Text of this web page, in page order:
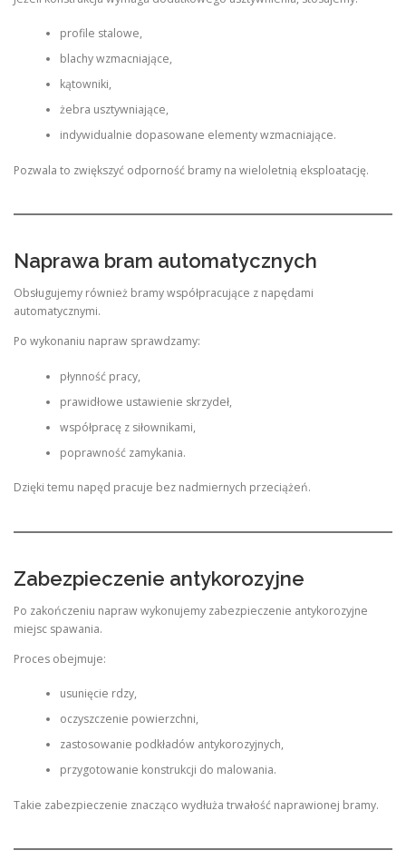
profile stalowe,
blachy wzmacniające,
kątowniki,
żebra usztywniające,
indywidualnie dopasowane elementy wzmacniające.
Pozwala to zwiększyć odporność bramy na wieloletnią eksploatację.
Naprawa bram automatycznych
Obsługujemy również bramy współpracujące z napędami
automatycznymi.
Po wykonaniu napraw sprawdzamy:
płynność pracy,
prawidłowe ustawienie skrzydeł,
współpracę z siłownikami,
poprawność zamykania.
Dzięki temu napęd pracuje bez nadmiernych przeciążeń.
Zabezpieczenie antykorozyjne
Po zakończeniu napraw wykonujemy zabezpieczenie antykorozyjne
miejsc spawania.
Proces obejmuje:
usunięcie rdzy,
oczyszczenie powierzchni,
zastosowanie podkładów antykorozyjnych,
przygotowanie konstrukcji do malowania.
Takie zabezpieczenie znacząco wydłuża trwałość naprawionej bramy.